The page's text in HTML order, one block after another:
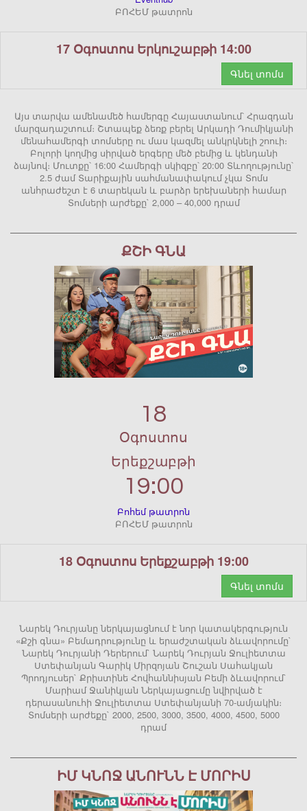
ԲՈՀԵՄ թատրոն
17 Օգոստոս Երկուշաբթի 14:00
Գնել տոմս
Այս տարվա ամենամեծ համերգը Հայաստանում՝ Հրազդան
մարզադաշտում։ Շտապեք ձեռք բերել Արկադի Դումիկյանի
մենահամերգի տոմսերը ու մաս կազմել անկրկնելի շոուի։
Բոլորի կողմից սիրված երգերը մեծ բեմից և կենդանի
ձայնով։ Մուտքը՝ 16:00 Համերգի սկիզբը՝ 20:00 Տևողությունը՝
2.5 ժամ Տարիքային սահմանափակում չկա Տոմս
անհրաժեշտ է 6 տարեկան և բարձր երեխաների համար
Տոմսերի արժեքը` 2,000 – 40,000 դրամ
ՔՇԻ ԳՆԱ
18
Օգոստոս
Երեքշաբթի
19:00
Բոհեմ թատրոն
ԲՈՀԵՄ թատրոն
18 Օգոստոս Երեքշաբթի 19:00
Գնել տոմս
Նարեկ Դուրյանը ներկայացնում է նոր կատակերգություն
«Քշի գնա» Բեմադրությունը և երաժշտական ձևավորումը`
Նարեկ Դուրյանի Դերերում` Նարեկ Դուրյան Ջուլիետտա
Ստեփանյան Գարիկ Միրզոյան Շուշան Սահակյան
Պրոդյուսեր` Քրիստինե Հովհաննիսյան Բեմի ձևավորում`
Մարիամ Ջանիկյան Ներկայացումը նվիրված է
դերասանուհի Ջուլիետտա Ստեփանյանի 70-ամյակին։
Տոմսերի արժեքը` 2000, 2500, 3000, 3500, 4000, 4500, 5000
դրամ
ԻՄ ԿՆՈՋ ԱՆՈՒՆՆ Է ՄՈՐԻՍ